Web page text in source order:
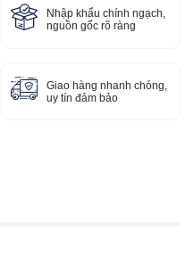
Nhập khẩu chính ngạch,
nguồn gốc rõ ràng
Giao hàng nhanh chóng,
uy tín đảm bảo